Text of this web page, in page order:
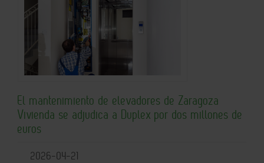
El mantenimiento de elevadores de Zaragoza
Vivienda se adjudica a Duplex por dos millones de
euros
2026-04-21